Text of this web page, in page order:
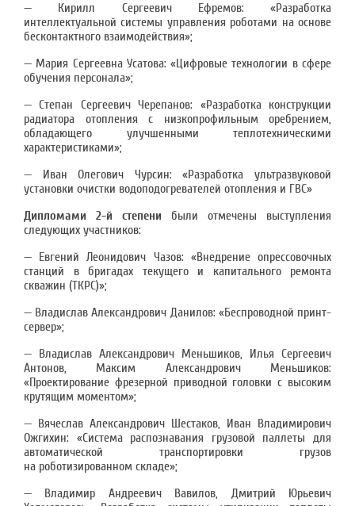
— Кирилл Сергеевич Ефремов: «Разработка
интеллектуальной системы управления роботами на основе
бесконтактного взаимодействия»;
— Мария Сергеевна Усатова: «Цифровые технологии в сфере
обучения персонала»;
— Степан Сергеевич Черепанов: «Разработка конструкции
радиатора отопления с низкопрофильным оребрением,
обладающего улучшенными теплотехническими
характеристиками»;
— Иван Олегович Чурсин: «Разработка ультразвуковой
установки очистки водоподогревателей отопления и ГВС»
Дипломами
2-й степени были отмечены выступления
следующих участников:
— Евгений Леонидович Чазов: «Внедрение опрессовочных
станций в бригадах текущего и капитального ремонта
скважин (ТКРС)»;
— Владислав Александрович Данилов: «Беспроводной принт-
сервер»;
— Владислав Александрович Меньшиков, Илья Сергеевич
Антонов, Максим Александрович Меньшиков:
«Проектирование фрезерной приводной головки с высоким
крутящим моментом»;
— Вячеслав Александрович Шестаков, Иван Владимирович
Ожгихин: «Система распознавания грузовой паллеты для
автоматической транспортировки грузов
на роботизированном складе»;
— Владимир Андреевич Вавилов, Дмитрий Юрьевич